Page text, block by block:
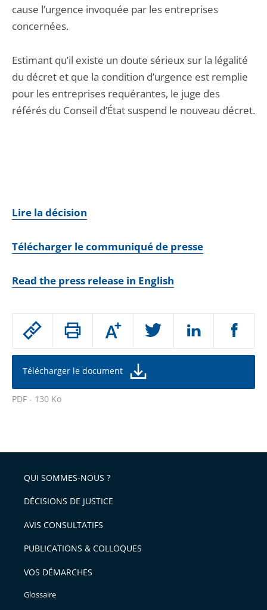
Passer
partage
de
l'article
pour
Augmenter
ou
la
de
police
Télécharger le document
PDF - 130 Ko
l'article
pour
avant
cause l’urgence invoquée par les entreprises
concernées.
Estimant qu’il existe un doute sérieux sur la légalité
du décret et que la condition d’urgence est remplie
pour les entreprises requérantes, le juge des
référés du Conseil d’État suspend le nouveau décret.
Lire la décision
Télécharger le communiqué de presse
Read the press release in English
QUI SOMMES-NOUS ?
DÉCISIONS DE JUSTICE
AVIS CONSULTATIFS
PUBLICATIONS & COLLOQUES
VOS DÉMARCHES
Glossaire